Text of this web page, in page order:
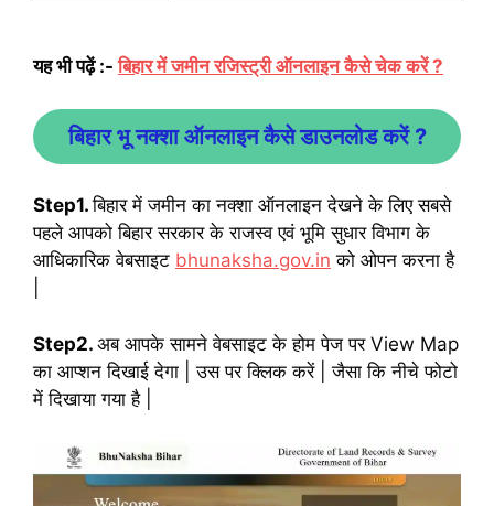
यह भी पढ़ें :-बिहार में जमीन रजिस्ट्री ऑनलाइन कैसे चेक करें ?
बिहार भू नक्शा ऑनलाइन कैसे डाउनलोड करें ?
Step1.बिहार में जमीन का नक्शा ऑनलाइन देखने के लिए सबसे
पहले आपको बिहार सरकार के राजस्व एवं भूमि सुधार विभाग के
आधिकारिक वेबसाइट bhunaksha.gov.in को ओपन करना है
Step2. अब आपके सामने वेबसाइट के होम पेज पर View Map
का आप्शन दिखाई देगा | उस पर क्लिक करें | जैसा कि नीचे फोटो
में दिखाया गया है |